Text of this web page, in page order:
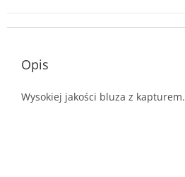
Opis
Wysokiej jakości bluza z kapturem.